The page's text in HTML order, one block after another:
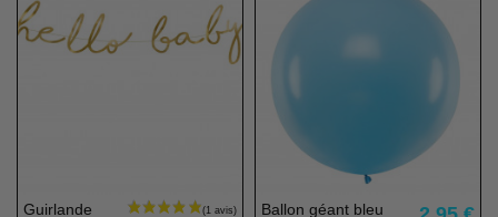
Guirlande
Ballon géant bleu